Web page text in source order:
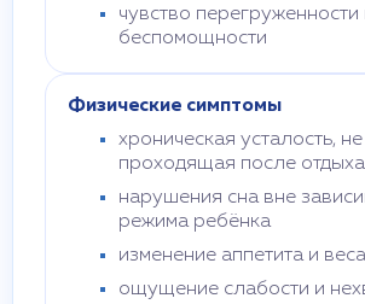
чувство перегруженности
беспомощности
Физические симптомы
хроническая усталость, не
проходящая после отдыха
нарушения сна вне
режима ребёнка
изменение аппетита и веса
ощущение слабости и